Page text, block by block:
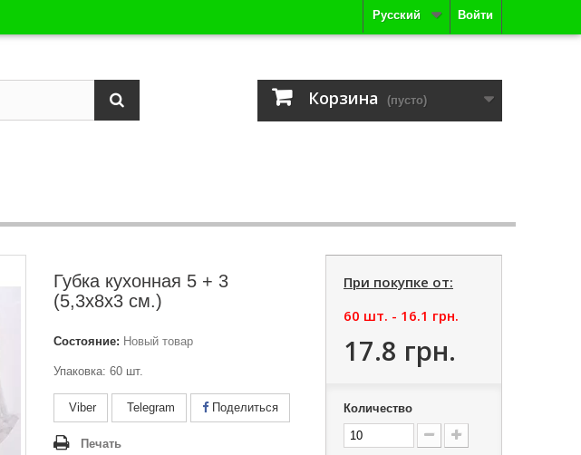
Войти
Русский
Корзина (пусто)
Губка кухонная 5 + 3
(5,3х8х3 см.)
Состояние: Новый товар
Упаковка: 60 шт.
Viber Telegram Поделиться
Печать
При покупке от:
60 шт. - 16.1 грн.
17.8 грн.
Количество